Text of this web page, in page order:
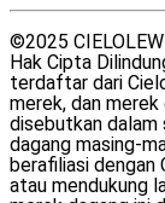
©2025
Hak Cipta
terdaftar dari
merek, dan
disebutkan dalam
dagang masing-
berafiliasi
atau mendukung